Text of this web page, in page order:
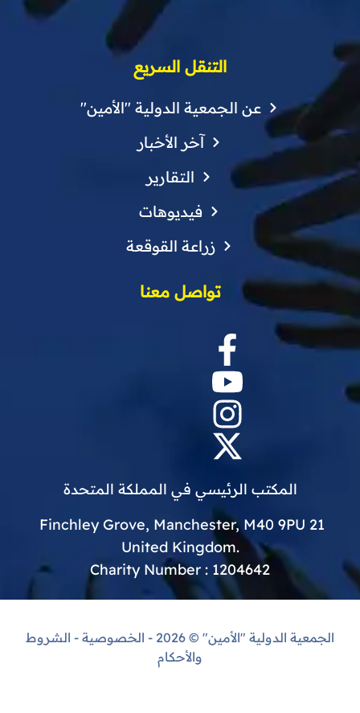
التنقل السريع
عن الجمعية الدولية "الأمين"
آخر الأخبار
التقارير
فيديوهات
زراعة القوقعة
تواصل معنا
المكتب الرئيسي في المملكة المتحدة
21 Finchley Grove, Manchester, M40 9PU
.United Kingdom
Charity Number : 1204642
الجمعية الدولية "الأمين" © 2026 - الخصوصية - الشروط
والأحكام